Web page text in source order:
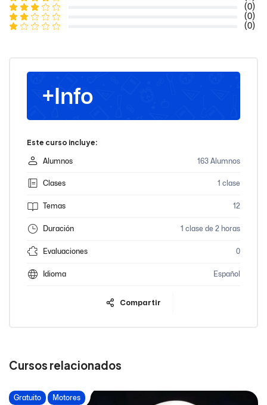
(0)
(0)
(0)
+Info
Este curso incluye:
Alumnos 163 Alumnos
Clases 1 clase
Temas 12
Duración 1 clase de 2 horas
Evaluaciones 0
Idioma Español
Compartir
Cursos relacionados
Gratuito Motores